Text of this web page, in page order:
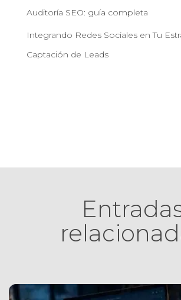
Auditoría SEO: guía completa
Integrando Redes Sociales en Tu
Captación de Leads